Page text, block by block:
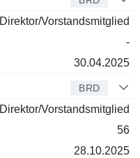
Direktor/Vorstandsmitglied
-
30.04.2025
BRD
Direktor/Vorstandsmitglied
56
28.10.2025